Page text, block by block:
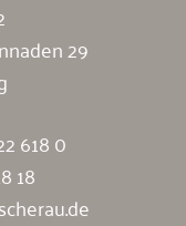
29
618 0
18